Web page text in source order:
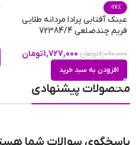
-17%
عینک آفتابی پرادا مردانه طلایی
فریم چندضلعی 72384/4
2,090,000تومان 1,727,000تومان
افزودن به سبد خرید
محصولات پیشنهادی
پاسخگوی سوالات شما